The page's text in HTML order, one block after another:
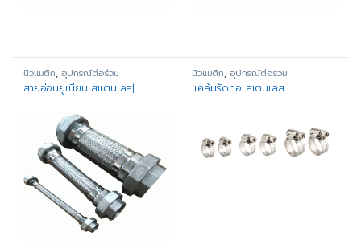
นิวแมติก, อุปกรณ์ต่อร่วม
สายอ่อนยูเนี่ยน สแตนเลส|
นิวแมติก, อุปกรณ์ต่อร่วม
แคล้มรัดท่อ สเตนเลส